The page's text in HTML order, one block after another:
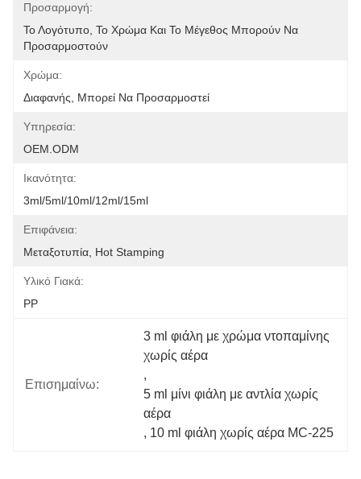
Προσαρμογή:
Το Λογότυπο, Το Χρώμα Και Το Μέγεθος Μπορούν Να
Προσαρμοστούν
Χρώμα:
Διαφανής, Μπορεί Να Προσαρμοστεί
Υπηρεσία:
OEM.ODM
Ικανότητα:
3ml/5ml/10ml/12ml/15ml
Επιφάνεια:
Μεταξοτυπία, Hot Stamping
Υλικό Γιακά:
PP
Επισημαίνω:
3 ml φιάλη με χρώμα ντοπαμίνης
χωρίς αέρα
,
5 ml μίνι φιάλη με αντλία χωρίς
αέρα
, 10 ml φιάλη χωρίς αέρα MC-225